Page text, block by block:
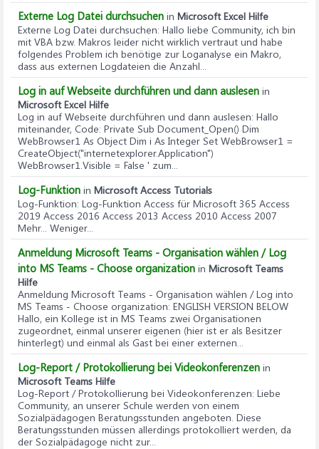
Externe Log Datei durchsuchen in Microsoft Excel Hilfe
Externe Log Datei durchsuchen: Hallo liebe Community, ich bin
mit VBA bzw. Makros leider nicht wirklich vertraut und habe
folgendes Problem ich benötige zur Loganalyse ein Makro,
dass aus externen Logdateien die Anzahl...
Log in auf Webseite durchführen und dann auslesen in
Microsoft Excel Hilfe
Log in auf Webseite durchführen und dann auslesen: Hallo
miteinander, Code: Private Sub Document_Open() Dim
WebBrowser1 As Object Dim i As Integer Set WebBrowser1 =
CreateObject("internetexplorer.Application")
WebBrowser1.Visible = False ' zum...
Log-Funktion in Microsoft Access Tutorials
Log-Funktion: Log-Funktion Access für Microsoft 365 Access
2019 Access 2016 Access 2013 Access 2010 Access 2007
Mehr... Weniger...
Anmeldung Microsoft Teams - Organisation wählen / Log
into MS Teams - Choose organization in Microsoft Teams
Hilfe
Anmeldung Microsoft Teams - Organisation wählen / Log into
MS Teams - Choose organization: ENGLISH VERSION BELOW
Hallo, ein Kollege ist in MS Teams zwei Organisationen
zugeordnet, einmal unserer eigenen (hier ist er als Besitzer
hinterlegt) und einmal als Gast bei einer externen...
Log-Report / Protokollierung bei Videokonferenzen in
Microsoft Teams Hilfe
Log-Report / Protokollierung bei Videokonferenzen: Liebe
Community, an unserer Schule werden von einem
Sozialpädagogen Beratungsstunden angeboten. Diese
Beratungsstunden müssen allerdings protokolliert werden, da
der Sozialpädagoge nicht zur...